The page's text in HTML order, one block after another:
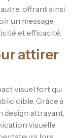
offrant ainsi
un message
et efficacité.
attirer
visuel fort qui
cible. Grâce à
design attrayant,
visuelle